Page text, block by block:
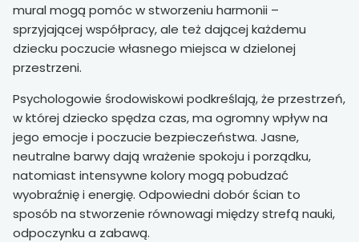
mural mogą pomóc w stworzeniu harmonii –
sprzyjającej współpracy, ale też dającej każdemu
dziecku poczucie własnego miejsca w dzielonej
przestrzeni.
Psychologowie środowiskowi podkreślają, że przestrzeń,
w której dziecko spędza czas, ma ogromny wpływ na
jego emocje i poczucie bezpieczeństwa. Jasne,
neutralne barwy dają wrażenie spokoju i porządku,
natomiast intensywne kolory mogą pobudzać
wyobraźnię i energię. Odpowiedni dobór ścian to
sposób na stworzenie równowagi między strefą nauki,
odpoczynku a zabawą.